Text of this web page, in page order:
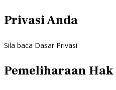
Privasi Anda
Sila baca Dasar Privasi
Pemeliharaan Hak